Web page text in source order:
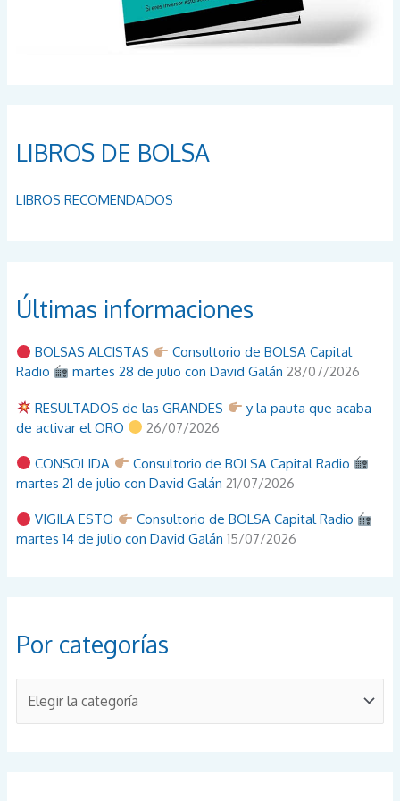
LIBROS DE BOLSA
LIBROS RECOMENDADOS
Últimas informaciones
BOLSAS ALCISTAS
Consultorio de BOLSA Capital
Radio
martes 28 de julio con David Galán 28/07/2026
RESULTADOS de las GRANDES
y la pauta que acaba
de activar el ORO
26/07/2026
CONSOLIDA
Consultorio de BOLSA Capital Radio
martes 21 de julio con David Galán 21/07/2026
VIGILA ESTO
Consultorio de BOLSA Capital Radio
martes 14 de julio con David Galán 15/07/2026
Por categorías